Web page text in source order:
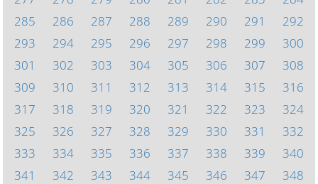
285
286 287 288 289 290 291
292
293
294 295 296 297 298 299
300
301
302 303 304 305 306 307
308
309
310 311 312 313 314 315
316
317
318 319 320 321 322 323
324
325
326 327 328 329 330 331
332
333
334 335 336 337 338 339
340
341
342 343 344 345 346 347
348